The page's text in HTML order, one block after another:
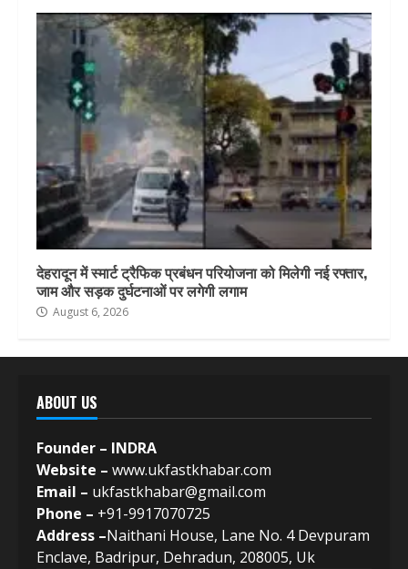
देहरादून में स्मार्ट ट्रैफिक प्रबंधन परियोजना को मिलेगी नई रफ्तार,
जाम और सड़क दुर्घटनाओं पर लगेगी लगाम
August 6, 2026
ABOUT US
Founder – INDRA
Website – www.ukfastkhabar.com
Email – ukfastkhabar@gmail.com
Phone – +91-9917070725
Address –Naithani House, Lane No. 4 Devpuram
Enclave, Badripur, Dehradun, 208005, Uk